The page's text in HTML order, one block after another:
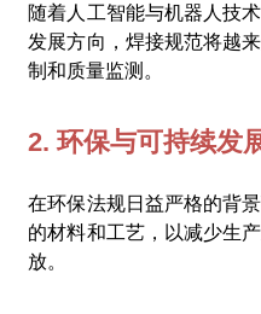
随着人工智能与机器人技
发展方向，焊接规范将越
制和质量监测。
2. 环保与可持续发
在环保法规日益严格的背
的材料和工艺，以减少生
放。